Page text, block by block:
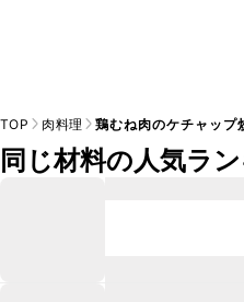
TOP 肉料理 鶏むね肉のケチャップ
同じ材料の人気ラ